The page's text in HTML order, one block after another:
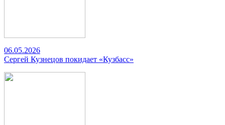
06.05.2026
Сергей Кузнецов покидает «Кузбасс»